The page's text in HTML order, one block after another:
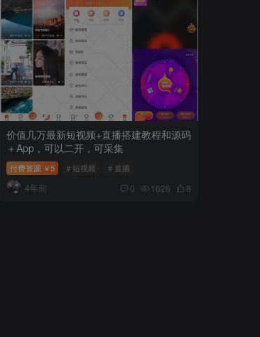
价值几万最新短视频+直播搭建教程和源码
＋App，可以二开，可采集
付费资源 ￥5 # 短视频 # 直播
4年前 0 1626 8